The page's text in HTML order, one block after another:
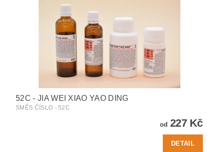
52C - JIA WEI XIAO YAO DING
SMĚS ČÍSLO - 52C
od 227 Kč
DETAIL